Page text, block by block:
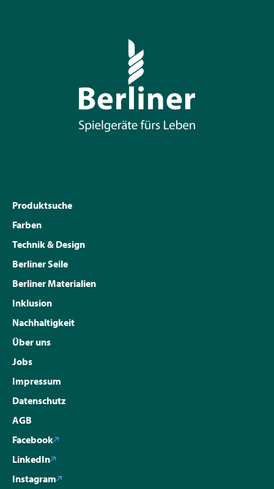
Produktsuche
Farben
Technik & Design
Berliner Seile
Berliner Materialien
Inklusion
Nachhaltigkeit
Über uns
Jobs
Impressum
Datenschutz
AGB
Facebook
LinkedIn
Instagram